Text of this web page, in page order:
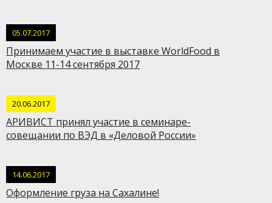
05.07.2017
Принимаем участие в выставке WorldFood в
Москве 11-14 сентября 2017
20.06.2017
АРИВИСТ принял участие в семинаре-
совещании по ВЭД в «Деловой России»
14.06.2017
Оформление груза на Сахалине!